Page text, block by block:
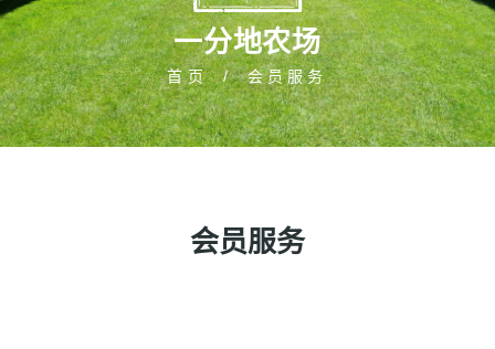
一分地农场
首页 会员服务
会员服务